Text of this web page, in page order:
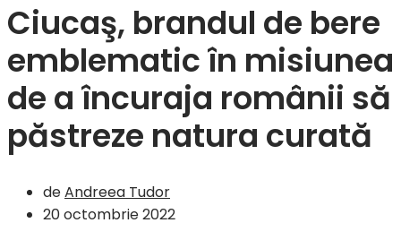
Ciucaş, brandul de bere
emblematic în misiunea
de a încuraja românii să
păstreze natura curată
deAndreea Tudor
20 octombrie 2022